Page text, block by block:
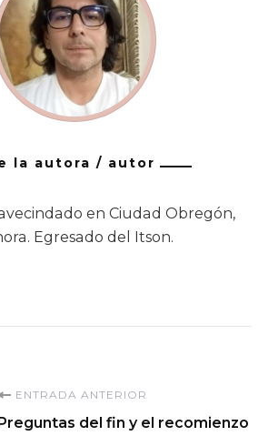
la autora / autor
en Ciudad Obregón,
Egresado del Itson.
ENTRADA ANTERIOR
Preguntas del fin y el recomienzo